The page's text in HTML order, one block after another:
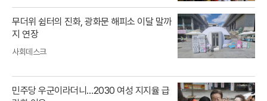
무더위 쉼터의 진화, 광화문 해피소 이달 말까
지 연장
사회데스크
민주당 우군이라더니…2030 여성 지지율 급